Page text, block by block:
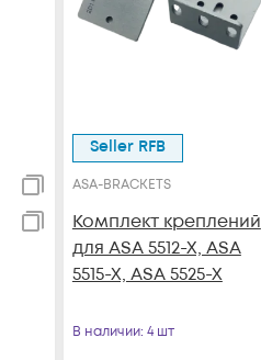
Seller RFB
ASA-BRACKETS
Комплект креплений
для ASA 5512-X, ASA
5515-X, ASA 5525-X
В наличии: 4 шт